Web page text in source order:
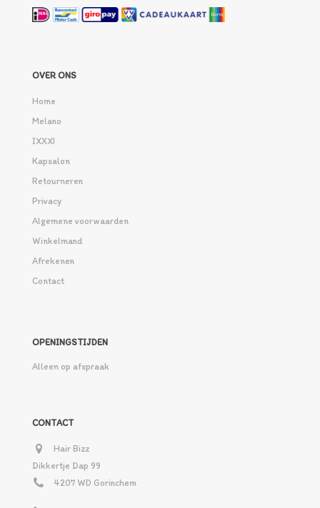
OVER ONS
Home
Melano
IXXXI
Kapsalon
Retourneren
Privacy
Algemene voorwaarden
Winkelmand
Afrekenen
Contact
OPENINGSTIJDEN
Alleen op afspraak
CONTACT
Hair Bizz
Dikkertje Dap 99
4207 WD Gorinchem